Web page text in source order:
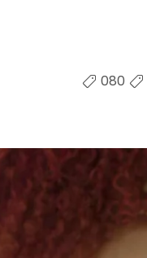
080